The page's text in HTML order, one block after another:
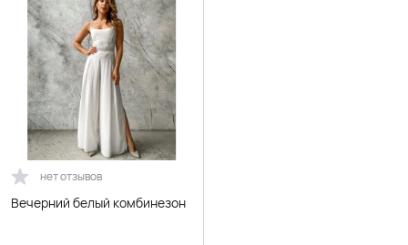
нет отзывов
Вечерний белый комбинезон